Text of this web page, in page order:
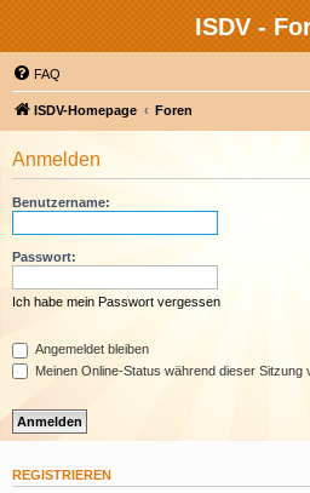
ISDV -
FAQ
ISDV-Homepage Foren
Anmelden
Benutzername:
Passwort:
Ich habe mein Passwort vergessen
Angemeldet bleiben
Meinen Online-Status während dieser Sitzung
REGISTRIEREN